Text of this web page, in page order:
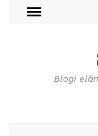
Blogi